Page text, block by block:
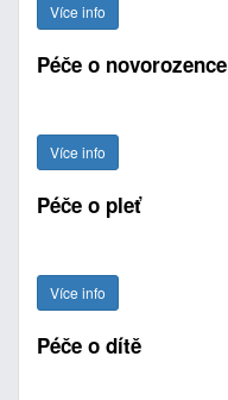
Více info
Péče o novorozence
Více info
Péče o pleť
Více info
Péče o dítě